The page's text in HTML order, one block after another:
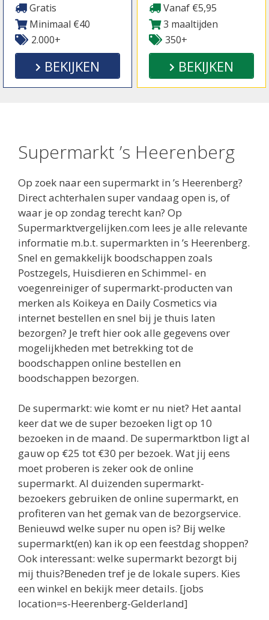
Gratis
Minimaal €40
2.000+
BEKIJKEN
Vanaf €5,95
3 maaltijden
350+
BEKIJKEN
Supermarkt ’s Heerenberg
Op zoek naar een supermarkt in ’s Heerenberg?
Direct achterhalen super vandaag open is, of
waar je op zondag terecht kan? Op
Supermarktvergelijken.com lees je alle relevante
informatie m.b.t. supermarkten in ’s Heerenberg.
Snel en gemakkelijk boodschappen zoals
Postzegels, Huisdieren en Schimmel- en
voegenreiniger of supermarkt-producten van
merken als Koikeya en Daily Cosmetics via
internet bestellen en snel bij je thuis laten
bezorgen? Je treft hier ook alle gegevens over
mogelijkheden met betrekking tot de
boodschappen online bestellen en
boodschappen bezorgen.
De supermarkt: wie komt er nu niet? Het aantal
keer dat we de super bezoeken ligt op 10
bezoeken in de maand. De supermarktbon ligt al
gauw op €25 tot €30 per bezoek. Wat jij eens
moet proberen is zeker ook de online
supermarkt. Al duizenden supermarkt-
bezoekers gebruiken de online supermarkt, en
profiteren van het gemak van de bezorgservice.
Benieuwd welke super nu open is? Bij welke
supermarkt(en) kan ik op een feestdag shoppen?
Ook interessant: welke supermarkt bezorgt bij
mij thuis?Beneden tref je de lokale supers. Kies
een winkel en bekijk meer details. [jobs
location=s-Heerenberg-Gelderland]